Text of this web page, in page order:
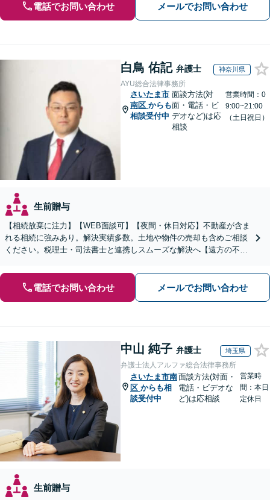
電話でお問い合わせ メールでお問い合わせ
白鳥 佑記 弁護士 神奈川県
AYU総合法律事務所
さいたま市
南区 からも
相談受付中
面談方法(対
面・電話・ビ
デオなど)は応
相談
営業時間：0
9:00~21:00
（土日祝日）
生前贈与
【相続放棄に注力】【WEB面談可】【夜間・休日対応】不動産が含ま
れる相続に強みあり。解決実績多数。土地や物件の売却も含めご相談
ください。税理士・司法書士と連携しスムーズな解決へ【遠方の不動
電話でお問い合わせ メールでお問い合わせ
中山 純子 弁護士 埼玉県
弁護士法人アルファ総合法律事務所
さいたま市南
区 からも相
談受付中
面談方法(対面・
電話・ビデオな
ど)は応相談
営業時
間：本日
定休日
生前贈与